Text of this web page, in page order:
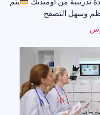
تدريبية من أوميديك
يتم
وسهل التصفح